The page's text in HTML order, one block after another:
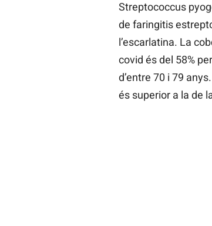
Streptococcus
de faringitis
l’escarlatina. La
covid és del 58%
d’entre 70 i 79
és superior a la de